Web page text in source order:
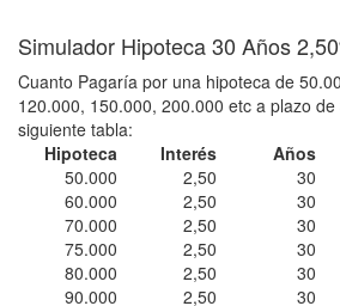
Simulador Hipoteca 30 Años
Cuanto Pagaría por una hipoteca de
120.000, 150.000, 200.000 etc a plazo
siguiente tabla:
Hipoteca
Interés Años
50.000
2,50 30
60.000
2,50 30
70.000
2,50 30
75.000
2,50 30
80.000
2,50 30
90.000
2,50 30